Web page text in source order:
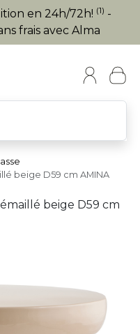
en 24h/72h! (1) -
frais avec Alma
beige D59 cm AMINA
beige D59 cm